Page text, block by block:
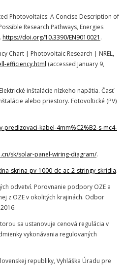
Photovoltaics: A Concise Description of
Research Pathways, Energies
https://doi.org/10.3390/EN9010021 .
Chart | Photovoltaic Research | NREL,
efficiency.html (accessed January 9,
inštalácie nízkeho napätia. Časť
alebo priestory. Fotovoltické (PV)
kabel-4mm%C2%B2-s-mc4-
sk/solar-panel-wiring-diagram/.
skrina-pv-1000-dc-ac-2-stringy-skridla.
odvetví. Porovnanie podpory OZE a
z OZE v okolitých krajinách. Odbor
sa ustanovuje cenová regulácia v
vykonávania regulovaných
republiky, Vyhláška Úradu pre